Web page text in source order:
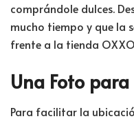
comprándole dulces.
mucho tiempo y que la
frente a la tienda
Una Foto
Para facilitar la